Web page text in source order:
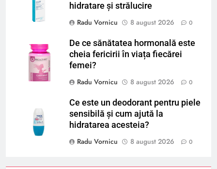
hidratare și strălucire
Radu Vornicu
8 august 2026 0
De ce sănătatea hormonală este
cheia fericirii în viața fiecărei
femei?
Radu Vornicu
8 august 2026 0
Ce este un deodorant pentru piele
sensibilă și cum ajută la
hidratarea acesteia?
Radu Vornicu
8 august 2026 0